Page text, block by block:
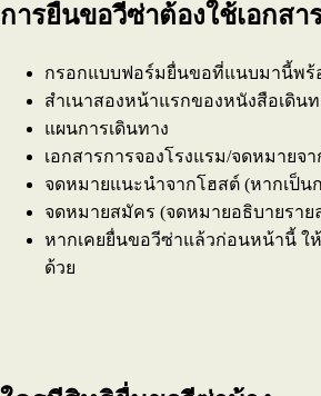
การยื่นขอวีซ่าต้องใช้เอกสา
กรอกแบบฟอร์มยื่นขอที่แนบมานี้พร้
สำเนาสองหน้าแรกของหนังสือเดินท
แผนการเดินทาง
เอกสารการจองโรงแรม/จดหมายจ
จดหมายแนะนำจากโฮสต์ (หากเป็น
จดหมายสมัคร (จดหมายอธิบายราย
หากเคยยื่นขอวีซ่าแล้วก่อนหน้านี้ ใ
ด้วย